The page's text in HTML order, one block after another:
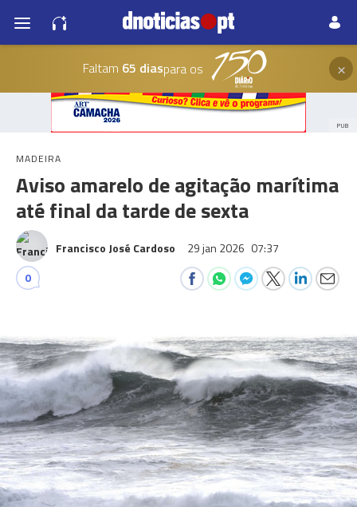
Faltam 65 diaspara os ×
PUB
MADEIRA
Aviso amarelo de agitação marítima
até final da tarde de sexta
Francisco José Cardoso 29 jan 2026 07:37
0